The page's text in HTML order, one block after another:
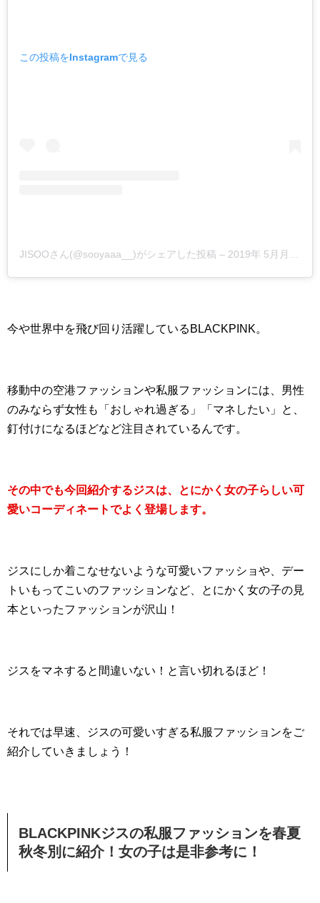
この投稿をInstagramで見る
JISOOさん(@sooyaaa__)がシェアした投稿 – 2019年 5月月26日午前8時18分PDT
今や世界中を飛び回り活躍しているBLACKPINK。
移動中の空港ファッションや私服ファッションには、男性
のみならず女性も「おしゃれ過ぎる」「マネしたい」と、
釘付けになるほどなど注目されているんです。
その中でも今回紹介するジスは、とにかく女の子らしい可
愛いコーディネートでよく登場します。
ジスにしか着こなせないような可愛いファッショや、デー
トいもってこいのファッションなど、とにかく女の子の見
本といったファッションが沢山！
ジスをマネすると間違いない！と言い切れるほど！
それでは早速、ジスの可愛いすぎる私服ファッションをご
紹介していきましょう！
BLACKPINKジスの私服ファッションを春夏
秋冬別に紹介！女の子は是非参考に！